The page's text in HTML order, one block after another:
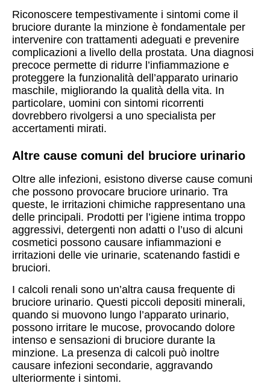
Riconoscere tempestivamente i sintomi come il
bruciore durante la minzione è fondamentale per
intervenire con trattamenti adeguati e prevenire
complicazioni a livello della prostata. Una diagnosi
precoce permette di ridurre l’infiammazione e
proteggere la funzionalità dell’apparato urinario
maschile, migliorando la qualità della vita. In
particolare, uomini con sintomi ricorrenti
dovrebbero rivolgersi a uno specialista per
accertamenti mirati.
Altre cause comuni del bruciore urinario
Oltre alle infezioni, esistono diverse cause comuni
che possono provocare bruciore urinario. Tra
queste, le irritazioni chimiche rappresentano una
delle principali. Prodotti per l’igiene intima troppo
aggressivi, detergenti non adatti o l’uso di alcuni
cosmetici possono causare infiammazioni e
irritazioni delle vie urinarie, scatenando fastidi e
bruciori.
I calcoli renali sono un’altra causa frequente di
bruciore urinario. Questi piccoli depositi minerali,
quando si muovono lungo l’apparato urinario,
possono irritare le mucose, provocando dolore
intenso e sensazioni di bruciore durante la
minzione. La presenza di calcoli può inoltre
causare infezioni secondarie, aggravando
ulteriormente i sintomi.